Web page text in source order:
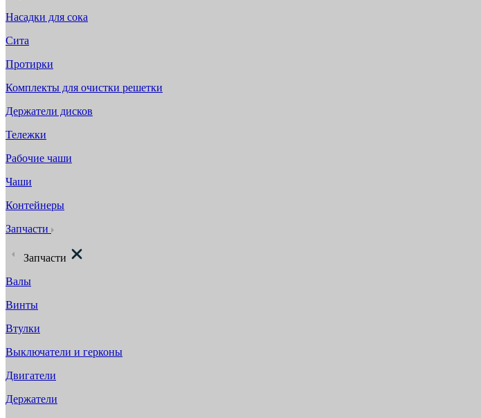
Насадки для сока
Сита
Протирки
Комплекты для очистки решетки
Держатели дисков
Тележки
Рабочие чаши
Чаши
Контейнеры
Запчасти
Запчасти
Валы
Винты
Втулки
Выключатели и герконы
Двигатели
Держатели